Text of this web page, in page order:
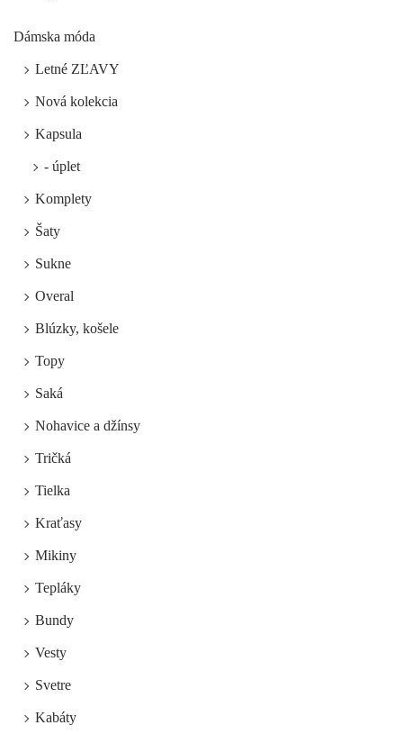
Dámska móda
Letné ZĽAVY
Nová kolekcia
Kapsula
- úplet
Komplety
Šaty
Sukne
Overal
Blúzky, košele
Topy
Saká
Nohavice a džínsy
Tričká
Tielka
Kraťasy
Mikiny
Tepláky
Bundy
Vesty
Svetre
Kabáty